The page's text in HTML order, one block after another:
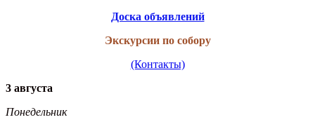
Доска объявлений
Экскурсии по собору
(Контакты)
3 августа
Понедельник